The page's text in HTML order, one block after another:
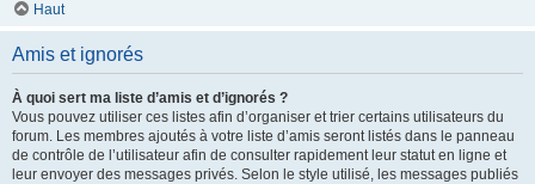
Haut
Amis et ignorés
À quoi sert ma liste d’amis et d’ignorés ?
Vous pouvez utiliser ces listes afin d’organiser et trier certains utilisateurs du
forum. Les membres ajoutés à votre liste d’amis seront listés dans le panneau
de contrôle de l’utilisateur afin de consulter rapidement leur statut en ligne et
leur envoyer des messages privés. Selon le style utilisé, les messages publiés